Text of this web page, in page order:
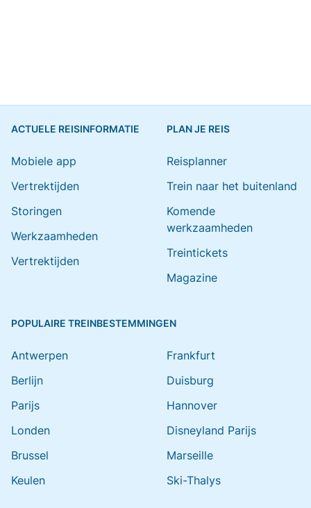
ACTUELE REISINFORMATIE
Mobiele app
Vertrektijden
Storingen
Werkzaamheden
Vertrektijden
PLAN JE REIS
Reisplanner
Trein naar het buitenland
Komende
werkzaamheden
Treintickets
Magazine
POPULAIRE TREINBESTEMMINGEN
Antwerpen
Berlijn
Parijs
Londen
Brussel
Keulen
Frankfurt
Duisburg
Hannover
Disneyland Parijs
Marseille
Ski-Thalys